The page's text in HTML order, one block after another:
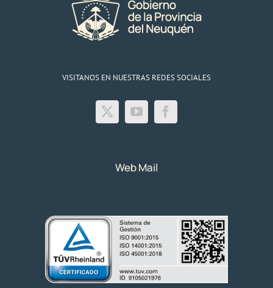
VISITANOS EN NUESTRAS REDES SOCIALES
Web Mail